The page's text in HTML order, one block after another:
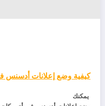
كيفية وضع إعلانات أدسنس
يمكنك